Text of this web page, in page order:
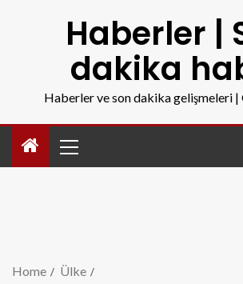
Haberler |
dakika
Haberler ve son dakika gelişmeleri |
Home
Ülke